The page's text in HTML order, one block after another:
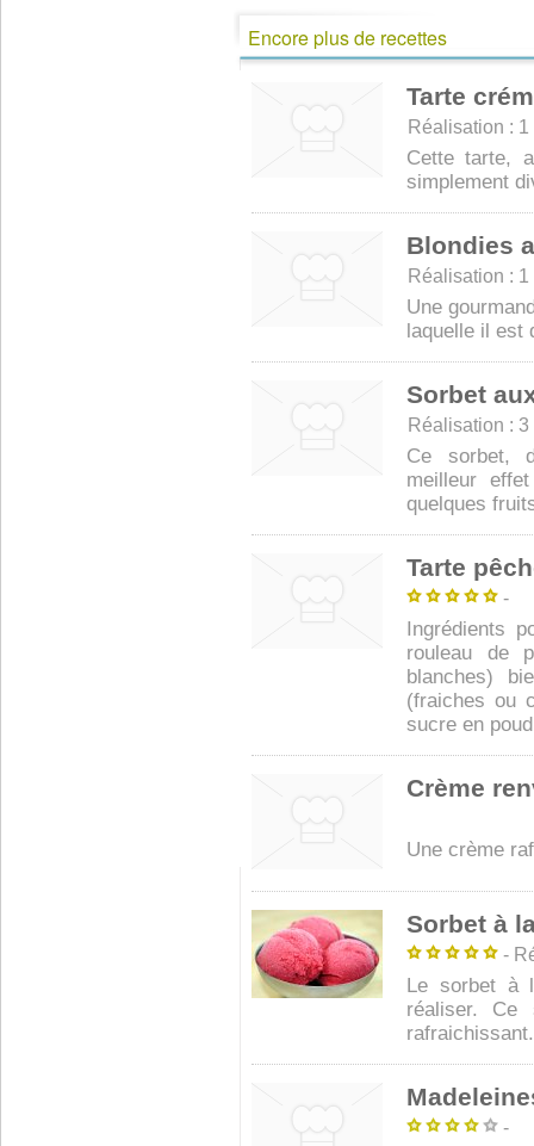
Encore plus de recettes
Tarte
Réalisation :
Cette tarte,
simplement
Blondies
Réalisation :
Une
laquelle il est
Sorbet
Réalisation :
Ce sorbet,
meilleur
quelques
Tarte
-
Ingrédients
rouleau de
blanches)
(fraiches ou
sucre en
Crème
Une crème
Sorbet à
-
Le sorbet à
réaliser.
rafraichissant.
-